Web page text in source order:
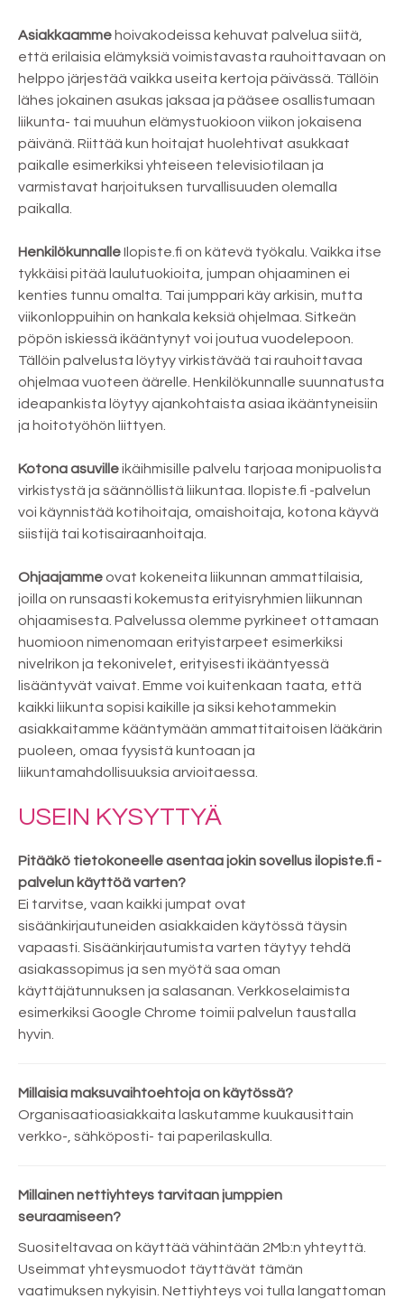
Asiakkaamme hoivakodeissa kehuvat palvelua siitä,
että erilaisia elämyksiä voimistavasta rauhoittavaan on
helppo järjestää vaikka useita kertoja päivässä. Tällöin
lähes jokainen asukas jaksaa ja pääsee osallistumaan
liikunta- tai muuhun elämystuokioon viikon jokaisena
päivänä. Riittää kun hoitajat huolehtivat asukkaat
paikalle esimerkiksi yhteiseen televisiotilaan ja
varmistavat harjoituksen turvallisuuden olemalla
paikalla.
HenkilökunnalleIlopiste.fi on kätevä työkalu. Vaikka itse
tykkäisi pitää laulutuokioita, jumpan ohjaaminen ei
kenties tunnu omalta. Tai jumppari käy arkisin, mutta
viikonloppuihin on hankala keksiä ohjelmaa. Sitkeän
pöpön iskiessä ikääntynyt voi joutua vuodelepoon.
Tällöin palvelusta löytyy virkistävää tai rauhoittavaa
ohjelmaa vuoteen äärelle. Henkilökunnalle suunnatusta
ideapankista löytyy ajankohtaista asiaa ikääntyneisiin
ja hoitotyöhön liittyen.
Kotona asuvilleikäihmisille palvelu tarjoaa monipuolista
virkistystä ja säännöllistä liikuntaa. Ilopiste.fi -palvelun
voi käynnistää kotihoitaja, omaishoitaja, kotona käyvä
siistijä tai kotisairaanhoitaja.
Ohjaajamme ovat kokeneita liikunnan ammattilaisia,
joilla on runsaasti kokemusta erityisryhmien liikunnan
ohjaamisesta. Palvelussa olemme pyrkineet ottamaan
huomioon nimenomaan erityistarpeet esimerkiksi
nivelrikon ja tekonivelet, erityisesti ikääntyessä
lisääntyvät vaivat. Emme voi kuitenkaan taata, että
kaikki liikunta sopisi kaikille ja siksi kehotammekin
asiakkaitamme kääntymään ammattitaitoisen lääkärin
puoleen, omaa fyysistä kuntoaan ja
liikuntamahdollisuuksia arvioitaessa.
USEIN KYSYTTYÄ
Pitääkö tietokoneelle asentaa jokin sovellus ilopiste.fi -
palvelun käyttöä varten?
Ei tarvitse, vaan kaikki jumpat ovat
sisäänkirjautuneiden asiakkaiden käytössä täysin
vapaasti. Sisäänkirjautumista varten täytyy tehdä
asiakassopimus ja sen myötä saa oman
käyttäjätunnuksen ja salasanan. Verkkoselaimista
esimerkiksi Google Chrome toimii palvelun taustalla
hyvin.
Millaisia maksuvaihtoehtoja on käytössä?
Organisaatioasiakkaita laskutamme kuukausittain
verkko-, sähköposti- tai paperilaskulla.
Millainen nettiyhteys tarvitaan jumppien
seuraamiseen?
Suositeltavaa on käyttää vähintään 2Mb:n yhteyttä.
Useimmat yhteysmuodot täyttävät tämän
vaatimuksen nykyisin. Nettiyhteys voi tulla langattoman